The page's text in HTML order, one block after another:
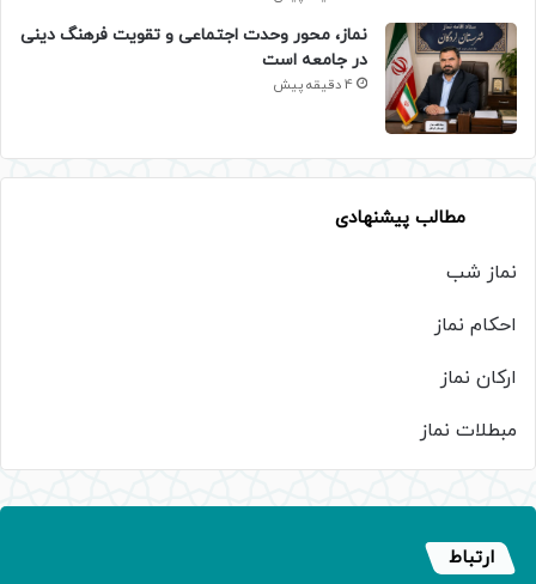
نماز، محور وحدت اجتماعی و تقویت فرهنگ دینی
در جامعه است
4 دقیقه پیش
مطالب پیشنهادی
نماز شب
احکام نماز
ارکان نماز
مبطلات نماز
ارتباط